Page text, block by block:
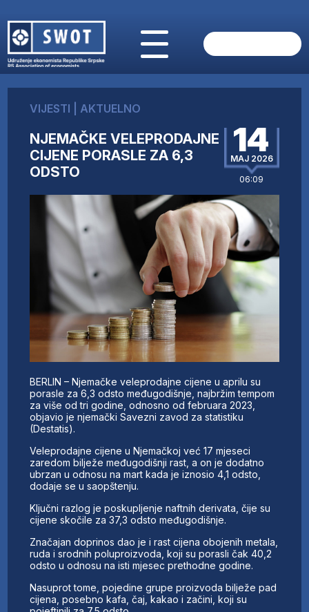
O NAMA
AKTUELNO
ANALIZE
KOMPANIJE
IZ STRANIH MEDIJA
AKTIVNOSTI
SWOT INTERVJU
UČLANI SE
KONTAKT
VIJESTI AKTUELNO
NJEMAČKE VELEPRODAJNE
CIJENE PORASLE ZA 6,3
ODSTO
14
MAJ 2026
06:09
BERLIN – Njemačke veleprodajne cijene u aprilu su
porasle za 6,3 odsto međugodišnje, najbržim tempom
za više od tri godine, odnosno od februara 2023,
objavio je njemački Savezni zavod za statistiku
(Destatis).
Veleprodajne cijene u Njemačkoj već 17 mjeseci
zaredom bilježe međugodišnji rast, a on je dodatno
ubrzan u odnosu na mart kada je iznosio 4,1 odsto,
dodaje se u saopštenju.
Ključni razlog je poskupljenje naftnih derivata, čije su
cijene skočile za 37,3 odsto međugodišnje.
Značajan doprinos dao je i rast cijena obojenih metala,
ruda i srodnih poluproizvoda, koji su porasli čak 40,2
odsto u odnosu na isti mjesec prethodne godine.
Nasuprot tome, pojedine grupe proizvoda bilježe pad
cijena, posebno kafa, čaj, kakao i začini, koji su